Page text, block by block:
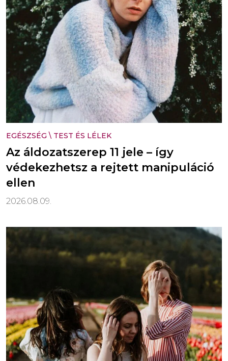
EGÉSZSÉG \ TEST ÉS LÉLEK
Az áldozatszerep 11 jele – így
védekezhetsz a rejtett manipuláció
ellen
2026.08.09.